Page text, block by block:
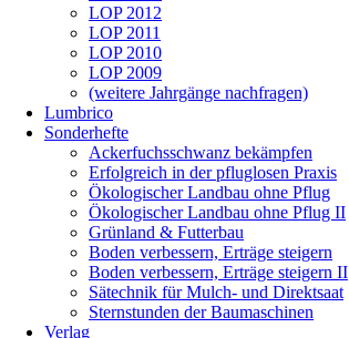
LOP 2012
LOP 2011
LOP 2010
LOP 2009
(weitere Jahrgänge nachfragen)
Lumbrico
Sonderhefte
Ackerfuchsschwanz bekämpfen
Erfolgreich in der pfluglosen Praxis
Ökologischer Landbau ohne Pflug
Ökologischer Landbau ohne Pflug II
Grünland & Futterbau
Boden verbessern, Erträge steigern
Boden verbessern, Erträge steigern II
Sätechnik für Mulch- und Direktsaat
Sternstunden der Baumaschinen
Verlag